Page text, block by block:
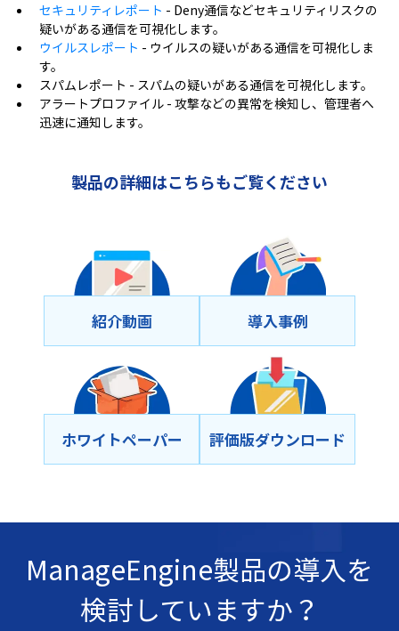
セキュリティレポート - Deny通信などセキュリティリスクの
疑いがある通信を可視化します。
ウイルスレポート - ウイルスの疑いがある通信を可視化しま
す。
スパムレポート - スパムの疑いがある通信を可視化します。
アラートプロファイル - 攻撃などの異常を検知し、管理者へ
迅速に通知します。
製品の詳細はこちらもご覧ください
紹介動画 導⼊事例
ホワイトペーパー 評価版ダウンロード
ManageEngine製品の導入を
検討していますか？